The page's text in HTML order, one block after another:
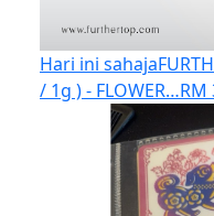
Hari ini sahaja
/ 1g ) - FLOWER…RM